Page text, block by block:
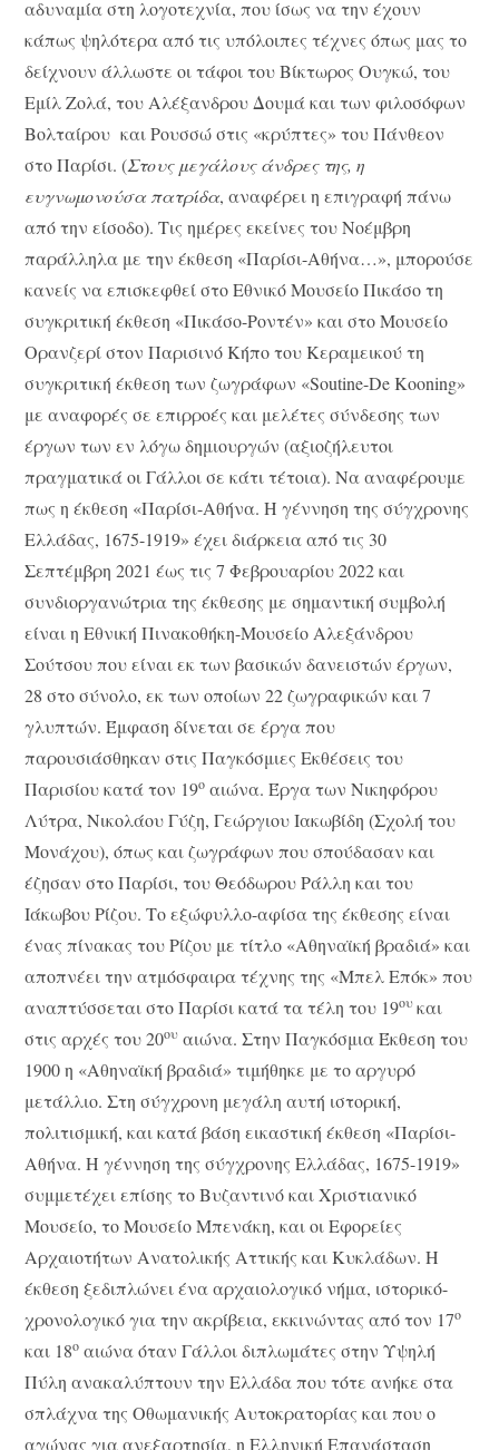
αδυναμία στη λογοτεχνία, που ίσως να την έχουν
κάπως ψηλότερα από τις υπόλοιπες τέχνες όπως μας το
δείχνουν άλλωστε οι τάφοι του Βίκτωρος Ουγκώ, του
Εμίλ Ζολά, του Αλέξανδρου Δουμά και των φιλοσόφων
Βολταίρου και Ρουσσώ στις «κρύπτες» του Πάνθεον
στο Παρίσι. (Στους μεγάλους άνδρες της, η
ευγνωμονούσα πατρίδα, αναφέρει η επιγραφή πάνω
από την είσοδο). Τις ημέρες εκείνες του Νοέμβρη
παράλληλα με την έκθεση «Παρίσι-Αθήνα…», μπορούσε
κανείς να επισκεφθεί στο Εθνικό Μουσείο Πικάσο τη
συγκριτική έκθεση «Πικάσο-Ροντέν» και στο Μουσείο
Ορανζερί στον Παρισινό Κήπο του Κεραμεικού τη
συγκριτική έκθεση των ζωγράφων «Soutine-De Kooning»
με αναφορές σε επιρροές και μελέτες σύνδεσης των
έργων των εν λόγω δημιουργών (αξιοζήλευτοι
πραγματικά οι Γάλλοι σε κάτι τέτοια). Να αναφέρουμε
πως η έκθεση «Παρίσι-Αθήνα. Η γέννηση της σύγχρονης
Ελλάδας, 1675-1919» έχει διάρκεια από τις 30
Σεπτέμβρη 2021 έως τις 7 Φεβρουαρίου 2022 και
συνδιοργανώτρια της έκθεσης με σημαντική συμβολή
είναι η Εθνική Πινακοθήκη-Μουσείο Αλεξάνδρου
Σούτσου που είναι εκ των βασικών δανειστών έργων,
28 στο σύνολο, εκ των οποίων 22 ζωγραφικών και 7
γλυπτών. Έμφαση δίνεται σε έργα που
παρουσιάσθηκαν στις Παγκόσμιες Εκθέσεις του
Παρισίου κατά τον 19ο αιώνα. Έργα των Νικηφόρου
Λύτρα, Νικολάου Γύζη, Γεώργιου Ιακωβίδη (Σχολή του
Μονάχου), όπως και ζωγράφων που σπούδασαν και
έζησαν στο Παρίσι, του Θεόδωρου Ράλλη και του
Ιάκωβου Ρίζου. Το εξώφυλλο-αφίσα της έκθεσης είναι
ένας πίνακας του Ρίζου με τίτλο «Αθηναϊκή βραδιά» και
αποπνέει την ατμόσφαιρα τέχνης της «Μπελ Επόκ» που
αναπτύσσεται στο Παρίσι κατά τα τέλη του 19ουκαι
στις αρχές του 20ου αιώνα. Στην Παγκόσμια Έκθεση του
1900 η «Αθηναϊκή βραδιά» τιμήθηκε με το αργυρό
μετάλλιο. Στη σύγχρονη μεγάλη αυτή ιστορική,
πολιτισμική, και κατά βάση εικαστική έκθεση «Παρίσι-
Αθήνα. Η γέννηση της σύγχρονης Ελλάδας, 1675-1919»
συμμετέχει επίσης το Βυζαντινό και Χριστιανικό
Μουσείο, το Μουσείο Μπενάκη, και οι Εφορείες
Αρχαιοτήτων Ανατολικής Αττικής και Κυκλάδων. Η
έκθεση ξεδιπλώνει ένα αρχαιολογικό νήμα, ιστορικό-
χρονολογικό για την ακρίβεια, εκκινώντας από τον 17ο
και 18ο αιώνα όταν Γάλλοι διπλωμάτες στην Υψηλή
Πύλη ανακαλύπτουν την Ελλάδα που τότε ανήκε στα
σπλάχνα της Οθωμανικής Αυτοκρατορίας και που ο
αγώνας για ανεξαρτησία, η Ελληνική Επανάσταση